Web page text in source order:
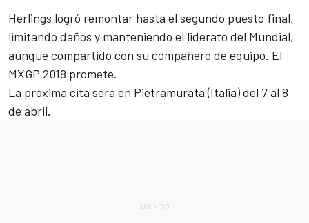
Herlings logró remontar hasta el segundo puesto final,
limitando daños y manteniendo el liderato del Mundial,
aunque compartido con su compañero de equipo. El
MXGP 2018 promete.
La próxima cita será en Pietramurata (Italia) del 7 al 8
de abril.